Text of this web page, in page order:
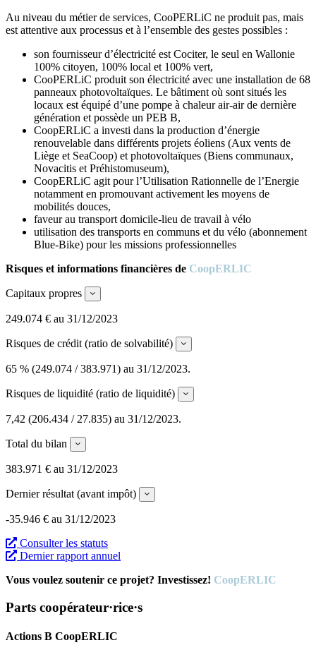
Au niveau du métier de services, CooPERLiC ne produit pas, mais
est attentive aux processus et à l’ensemble des gestes possibles :
son fournisseur d’électricité est Cociter, le seul en Wallonie
100% citoyen, 100% local et 100% vert,
CooPERLiC produit son électricité avec une installation de 68
panneaux photovoltaïques. Le bâtiment où sont situés les
locaux est équipé d’une pompe à chaleur air-air de dernière
génération et possède un PEB B,
CoopERLiC a investi dans la production d’énergie
renouvelable dans différents projets éoliens (Aux vents de
Liège et SeaCoop) et photovoltaïques (Biens communaux,
Novacitis et Préhistomuseum),
CoopERLiC agit pour l’Utilisation Rationnelle de l’Energie
notamment en promouvant activement les moyens de
mobilités douces,
faveur au transport domicile-lieu de travail à vélo
utilisation des transports en communs et du vélo (abonnement
Blue-Bike) pour les missions professionnelles
Risques et informations financières de CoopERLIC
Capitaux propres Expand
249.074 € au 31/12/2023
Risques de crédit (ratio de solvabilité) Expand
65 % (249.074 / 383.971) au 31/12/2023.
Risques de liquidité (ratio de liquidité) Expand
7,42 (206.434 / 27.835) au 31/12/2023.
Total du bilan Expand
383.971 € au 31/12/2023
Dernier résultat (avant impôt) Expand
-35.946 € au 31/12/2023
Consulter les statuts
Dernier rapport annuel
Vous voulez soutenir ce projet? Investissez! CoopERLIC
Parts coopérateur·rice·s
Actions B CoopERLIC